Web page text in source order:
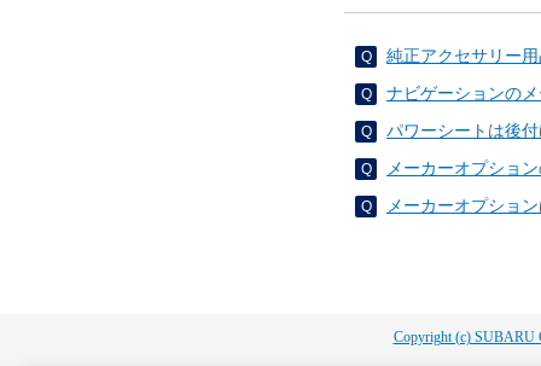
純正アクセサリー
ナビゲーションの
パワーシートは後
メーカーオプショ
メーカーオプショ
Copyright (c) SUBARU